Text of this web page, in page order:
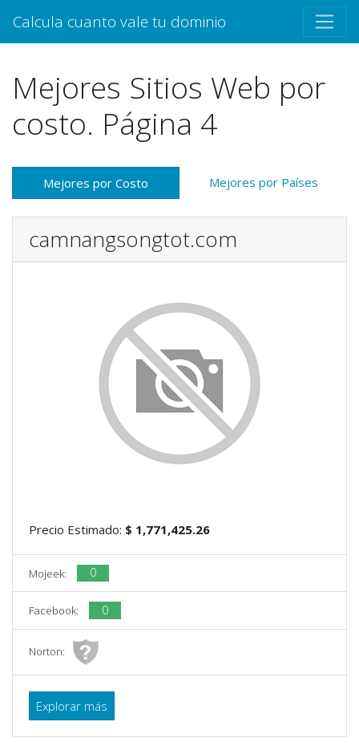
Calcula cuanto vale tu dominio
Mejores Sitios Web por
costo. Página 4
Mejores por Costo Mejores por Países
camnangsongtot.com
Precio Estimado: $ 1,771,425.26
Mojeek: 0
Facebook: 0
Norton:
Explorar más